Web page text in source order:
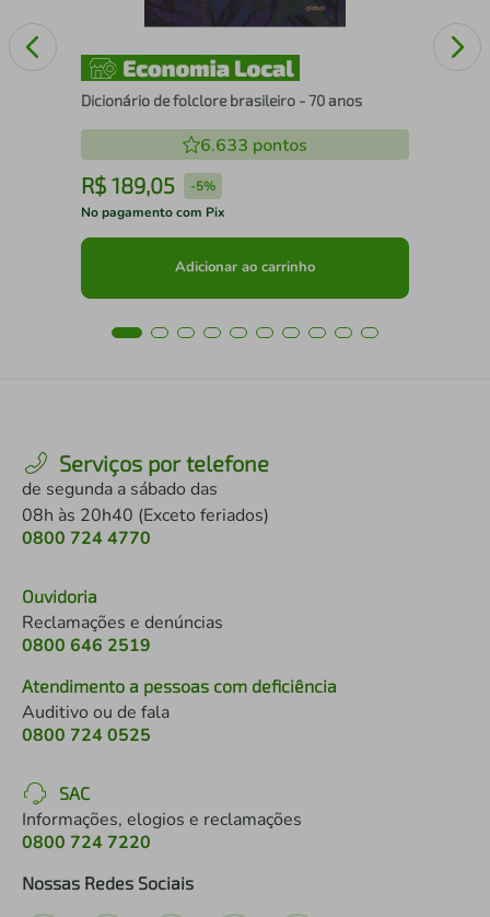
Dicionário de folclore brasileiro - 70 anos
6.633 pontos
R$ 189,05 -5%
No pagamento com Pix
Adicionar ao carrinho
Serviços por telefone
de segunda a sábado das
08h às 20h40 (Exceto feriados)
0800 724 4770
Ouvidoria
Reclamações e denúncias
0800 646 2519
Atendimento a pessoas com deficiência
Auditivo ou de fala
0800 724 0525
SAC
Informações, elogios e reclamações
0800 724 7220
Nossas Redes Sociais